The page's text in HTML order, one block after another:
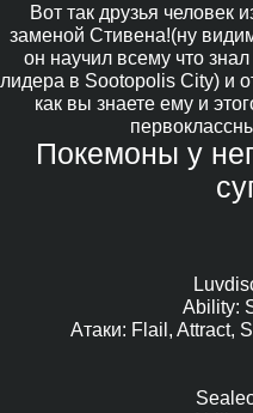
Вот так друзья человек
заменой Стивена!(ну
он научил всему что
лидера в Sootopolis City) и
как вы знаете ему и
Покемоны у
Ability:
Атаки: Flail, Attract,